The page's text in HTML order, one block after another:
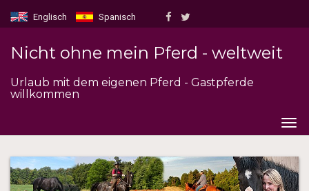
Englisch Spanisch
Nicht ohne mein Pferd - weltweit
Urlaub mit dem eigenen Pferd - Gastpferde
willkommen